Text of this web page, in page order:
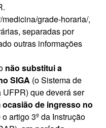
grade-horaria/,
separadas por
outras informações
não substitui a
SIGA (o Sistema de
que deverá ser
ocasião de ingresso no
artigo 3º da Instrução